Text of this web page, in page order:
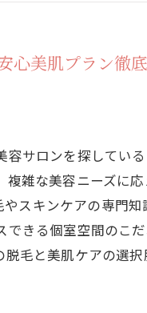
心美肌プラン徹
サロンを探してい
雑な美容ニーズに
スキンケアの専門
きる個室空間のこ
毛と美肌ケアの選